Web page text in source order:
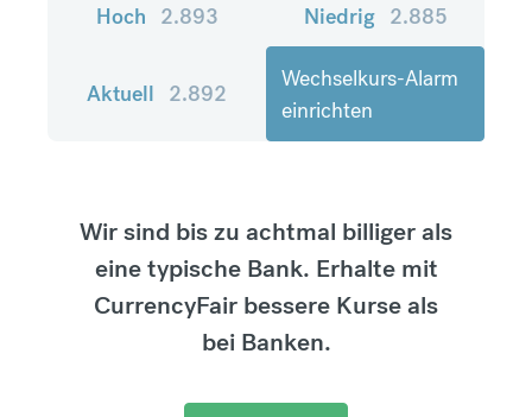
Hoch 2.893 Niedrig 2.885
Aktuell 2.892
Wechselkurs-Alarm
einrichten
Wir sind bis zu achtmal billiger als
eine typische Bank. Erhalte mit
CurrencyFair bessere Kurse als
bei Banken.